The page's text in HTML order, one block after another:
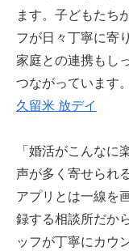
ます。子どもたち
フが日々丁寧に寄
家庭との連携もし
つながっています。
久留米 放デイ
「婚活がこんなに
声が多く寄せられ
アプリとは一線を
録する相談所だか
ッフが丁寧にカウ